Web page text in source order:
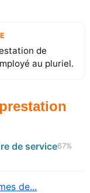
de
au pluriel.
prestation
de service67%
de...